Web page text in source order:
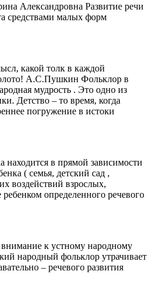
Александровна Развитие речи
средствами малых форм
какой толк в каждой
А.С.Пушкин Фольклор в
мудрость . Это одно из
Детство – то время, когда
погружение в истоки
находится в прямой зависимости
( семья, детский сад ,
воздействий взрослых,
определенного речевого
к устному народному
народный фольклор утрачивает
– речевого развития